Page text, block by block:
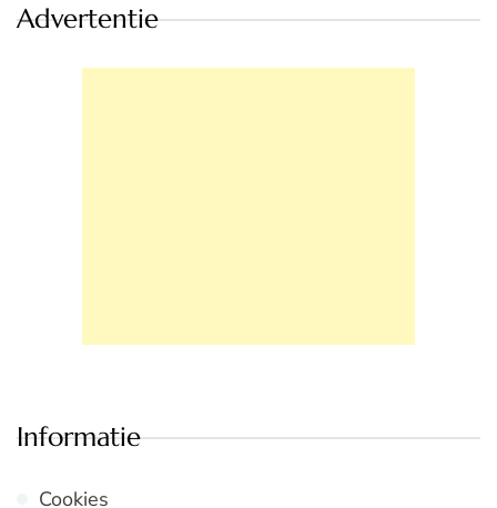
Advertentie
Informatie
Cookies